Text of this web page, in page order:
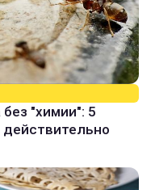
"химии": 5